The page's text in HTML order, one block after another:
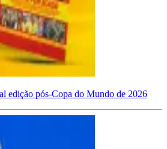
edição pós-Copa do Mundo de 2026